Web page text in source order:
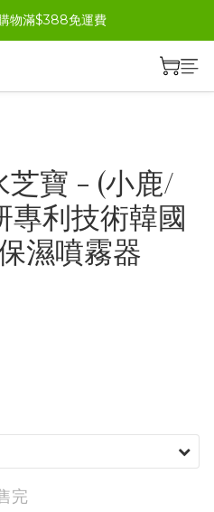
物滿$388免運費
芝寶 - (小鹿/
專利技術韓國
濕噴霧器
完